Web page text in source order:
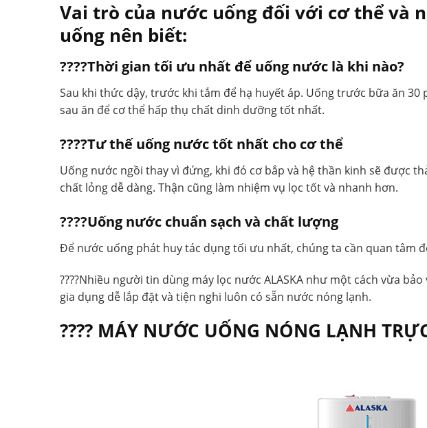
Vai trò của nước uống đối với cơ thể và
uống nên biết:
????Thời gian tối ưu nhất để uống nước là khi nào?
Sau khi thức dậy, trước khi tắm để hạ huyết áp. Uống trước bữa ăn
sau ăn để cơ thể hấp thụ chất dinh dưỡng tốt nhất.
????Tư thế uống nước tốt nhất cho cơ thể
Uống nước ngồi thay vì đứng, khi đó cơ bắp và hệ thần kinh sẽ được
chất lỏng dễ dàng. Thận cũng làm nhiệm vụ lọc tốt và nhanh hơn.
????Uống nước chuẩn sạch và chất lượng
Để nước uống phát huy tác dụng tối ưu nhất, chúng ta cần quan tâm
????Nhiều người tin dùng máy lọc nước ALASKA như một cách vừa
gia dụng dễ lắp đặt và tiện nghi luôn có sẵn nước nóng lạnh.
???? MÁY NƯỚC UỐNG NÓNG LẠNH